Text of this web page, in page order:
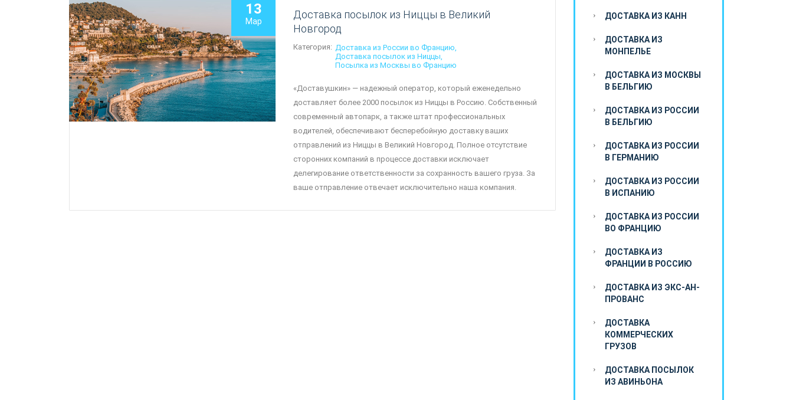
13
Мар
Доставка посылок из Ниццы в Великий
Новгород
Категория: Доставка из России во Францию
Доставка посылок из Ниццы
Посылка из Москвы во Францию
«Доставушкин» — надежный оператор, который еженедельно
доставляет более 2000 посылок из Ниццы в Россию. Собственный
современный автопарк, а также штат профессиональных
водителей, обеспечивают бесперебойную доставку ваших
отправлений из Ниццы в Великий Новгород. Полное отсутствие
сторонних компаний в процессе доставки исключает
делегирование ответственности за сохранность вашего груза. За
ваше отправление отвечает исключительно наша компания.
ДОСТАВКА ИЗ КАНН
ДОСТАВКА ИЗ
МОНПЕЛЬЕ
ДОСТАВКА ИЗ МОСКВЫ
В БЕЛЬГИЮ
ДОСТАВКА ИЗ РОССИИ
В БЕЛЬГИЮ
ДОСТАВКА ИЗ РОССИИ
В ГЕРМАНИЮ
ДОСТАВКА ИЗ РОССИИ
В ИСПАНИЮ
ДОСТАВКА ИЗ РОССИИ
ВО ФРАНЦИЮ
ДОСТАВКА ИЗ
ФРАНЦИИ В РОССИЮ
ДОСТАВКА ИЗ ЭКС-АН-
ПРОВАНС
ДОСТАВКА
КОММЕРЧЕСКИХ
ГРУЗОВ
ДОСТАВКА ПОСЫЛОК
ИЗ АВИНЬОНА